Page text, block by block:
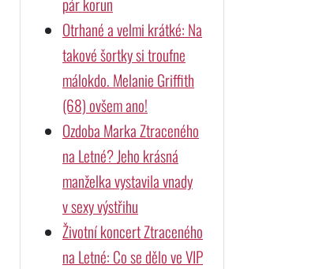
Otrhané a velmi krátké: Na
takové šortky si troufne
málokdo. Melanie Griffith
(68) ovšem ano!
Ozdoba Marka Ztraceného
na Letné? Jeho krásná
manželka vystavila vnady
v sexy výstřihu
Životní koncert Ztraceného
na Letné: Co se dělo ve VIP